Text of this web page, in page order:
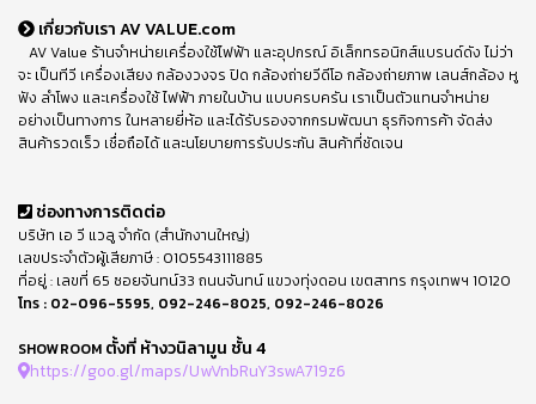
เกี่ยวกับเรา AV VALUE.com
AV Value ร้านจำหน่ายเครื่องใช้ไฟฟ้า และอุปกรณ์ อิเล็กทรอนิกส์แบรนด์ดัง ไม่ว่า
จะ เป็นทีวี เครื่องเสียง กล้องวงจร ปิด กล้องถ่ายวีดีโอ กล้องถ่ายภาพ เลนส์กล้อง หู
ฟัง ลำโพง และเครื่องใช้ ไฟฟ้า ภายในบ้าน แบบครบครัน เราเป็นตัวแทนจำหน่าย
อย่างเป็นทางการ ในหลายยี่ห้อ และได้รับรองจากกรมพัฒนา ธุรกิจการค้า จัดส่ง
สินค้ารวดเร็ว เชื่อถือได้ และนโยบายการรับประกัน สินค้าที่ชัดเจน
ช่องทางการติดต่อ
บริษัท เอ วี แวลู จำกัด (สำนักงานใหญ่)
เลขประจำตัวผู้เสียภาษี : 0105543111885
ที่อยู่ : เลขที่ 65 ซอยจันทน์33 ถนนจันทน์ แขวงทุ่งดอน เขตสาทร กรุงเทพฯ 10120
โทร : 02-096-5595, 092-246-8025, 092-246-8026
SHOWROOM ตั้งที่ ห้างวนิลามูน ชั้น 4
https://goo.gl/maps/UwVnbRuY3swA719z6